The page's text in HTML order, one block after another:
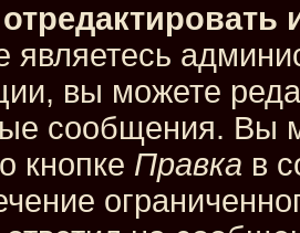
являетесь
вы можете
сообщения. Вы
кнопке Правка в